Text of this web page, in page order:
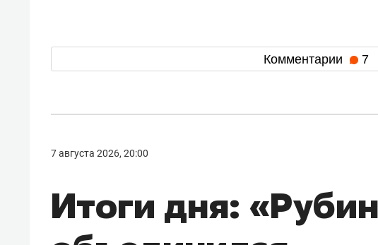
Комментарии 7
7 августа 2026, 20:00
Итоги дня: